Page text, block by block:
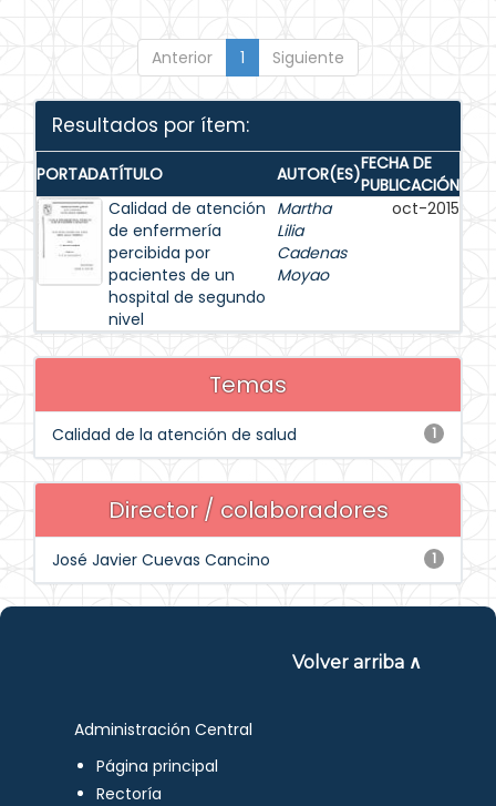
Anterior 1 Siguiente
Resultados por ítem:
PORTADATÍTULO AUTOR(ES)FECHA DE
PUBLICACIÓN
Calidad de atención
de enfermería
percibida por
pacientes de un
hospital de segundo
nivel
Martha
Lilia
Cadenas
Moyao
oct-2015
Temas
1
Calidad de la atención de salud
Director / colaboradores
1
José Javier Cuevas Cancino
Volver arriba ∧
Administración Central
Página principal
Rectoría